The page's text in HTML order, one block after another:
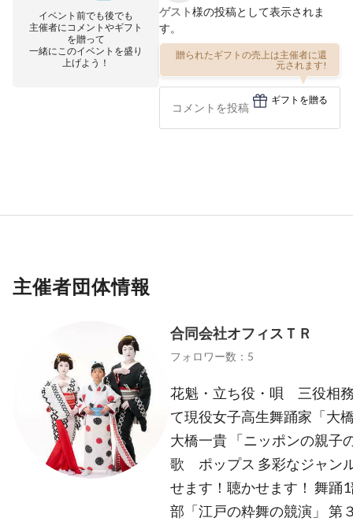
イベント前でも後でも
主催者にコメントやギフト
を贈って
一緒にこのイベントを盛り
上げよう！
ゲスト様の投稿として表示されま
す。
贈られたギフトの売上は主催者に還
元されます!
ギフトを贈る
主催者団体情報
合同会社オフィスＴＲ
フォロワー数：5
花魁・立ち役・唄 三役相
て現役女子高生舞踊家「大
大橋一貴 「ニッポンの親
歌 ポップス 多彩なジャン
せます！聴かせます！ 舞踊
部「江戸の粋舞の競演」 第